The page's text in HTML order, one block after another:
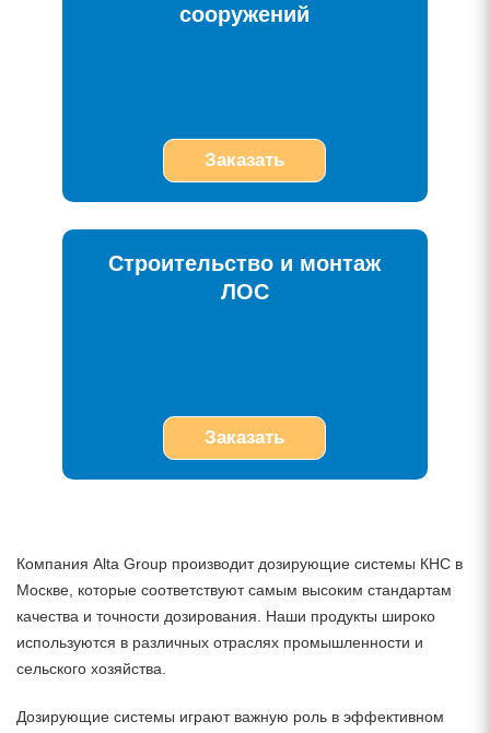
сооружений
Заказать
Строительство и монтаж
ЛОС
Заказать
Компания Alta Group производит дозирующие системы КНС в
Москве, которые соответствуют самым высоким стандартам
качества и точности дозирования. Наши продукты широко
используются в различных отраслях промышленности и
сельского хозяйства.
Дозирующие системы играют важную роль в эффективном